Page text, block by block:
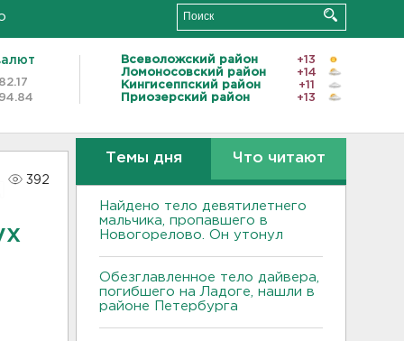
82.17
94.84
Всеволожский район
+13
Ломоносовский район
+14
Кингисеппский район
+11
Приозерский район
+13
392
Темы дня Что читают
Найдено тело девятилетнего
мальчика, пропавшего в
Новогорелово. Он утонул
Обезглавленное тело дайвера,
погибшего на Ладоге, нашли в
районе Петербурга